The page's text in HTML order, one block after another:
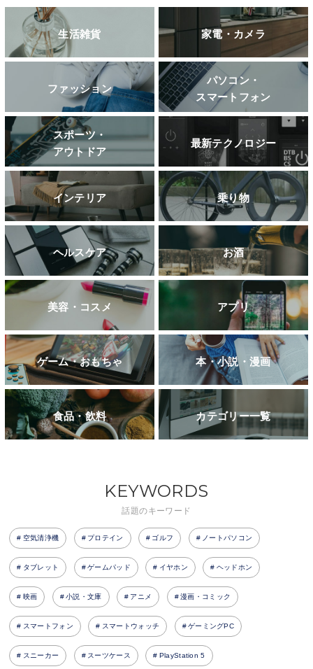
生活雑貨 家電・カメラ
ファッション
パソコン・
スマートフォン
スポーツ・
アウトドア
最新テクノロジー
インテリア 乗り物
ヘルスケア お酒
美容・コスメ アプリ
ゲーム・おもちゃ 本・小説・漫画
食品・飲料 カテゴリー一覧
KEYWORDS
話題のキーワード
空気清浄機 プロテイン ゴルフ ノートパソコン
タブレット ゲームパッド イヤホン ヘッドホン
映画 小説・文庫 アニメ 漫画・コミック
スマートフォン スマートウォッチ ゲーミングPC
スニーカー スーツケース PlayStation 5